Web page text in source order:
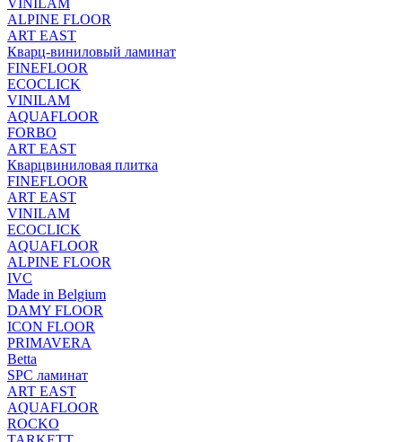
VINILAM
ALPINE FLOOR
ART EAST
Кварц-виниловый ламинат
FINEFLOOR
ECOCLICK
VINILAM
AQUAFLOOR
FORBO
ART EAST
Кварцвиниловая плитка
FINEFLOOR
ART EAST
VINILAM
ECOCLICK
AQUAFLOOR
ALPINE FLOOR
IVC
Made in Belgium
DAMY FLOOR
ICON FLOOR
PRIMAVERA
Betta
SPC ламинат
ART EAST
AQUAFLOOR
ROCKO